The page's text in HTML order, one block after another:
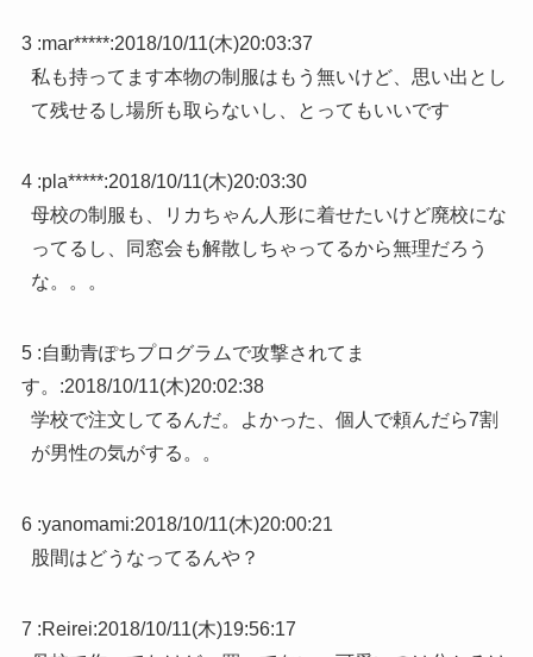
3 :mar*****:2018/10/11(木)20:03:37
私も持ってます本物の制服はもう無いけど、思い出とし
て残せるし場所も取らないし、とってもいいです
4 :pla*****:2018/10/11(木)20:03:30
母校の制服も、リカちゃん人形に着せたいけど廃校にな
ってるし、同窓会も解散しちゃってるから無理だろう
な。。。
5 :自動青ぽちプログラムで攻撃されてま
す。 :2018/10/11(木)20:02:38
学校で注文してるんだ。よかった、個人で頼んだら7割
が男性の気がする。。
6 :yanomami:2018/10/11(木)20:00:21
股間はどうなってるんや？
7 :Reirei:2018/10/11(木)19:56:17